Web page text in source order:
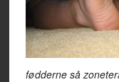
fødderne så